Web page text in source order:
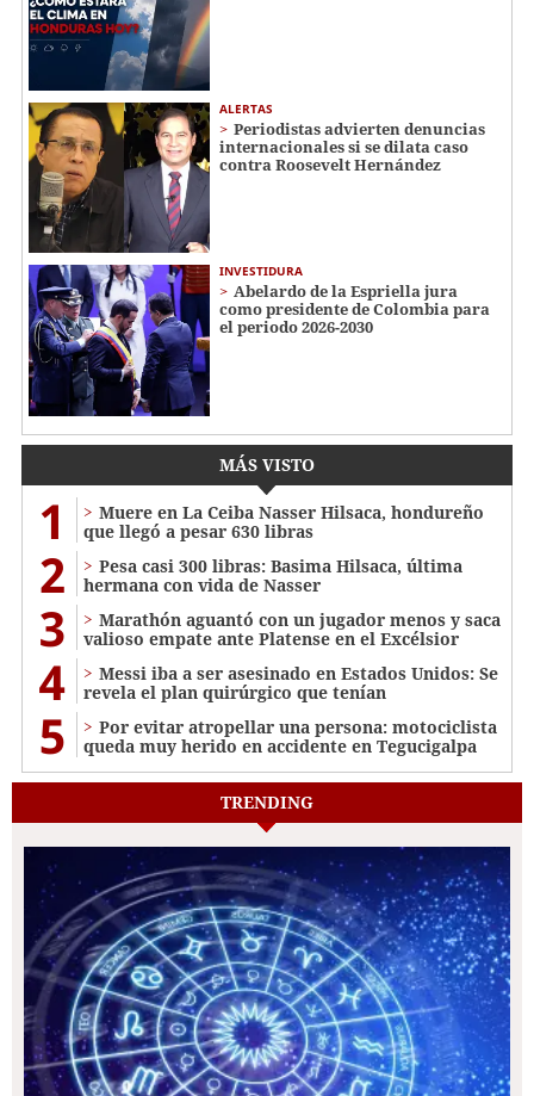
ALERTAS
Periodistas advierten denuncias
internacionales si se dilata caso
contra Roosevelt Hernández
INVESTIDURA
Abelardo de la Espriella jura
como presidente de Colombia para
el periodo 2026-2030
MÁS VISTO
1
Muere en La Ceiba Nasser Hilsaca, hondureño
que llegó a pesar 630 libras
2
Pesa casi 300 libras: Basima Hilsaca, última
hermana con vida de Nasser
3
Marathón aguantó con un jugador menos y saca
valioso empate ante Platense en el Excélsior
4
Messi iba a ser asesinado en Estados Unidos: Se
revela el plan quirúrgico que tenían
5
Por evitar atropellar una persona: motociclista
queda muy herido en accidente en Tegucigalpa
TRENDING